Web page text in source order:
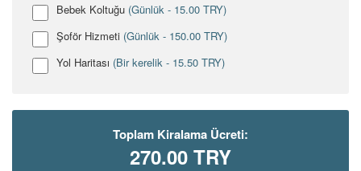
Bebek Koltuğu (Günlük - 15.00 TRY)
Şoför Hizmeti (Günlük - 150.00 TRY)
Yol Haritası (Bir kerelik - 15.50 TRY)
Toplam Kiralama Ücreti:
270.00 TRY